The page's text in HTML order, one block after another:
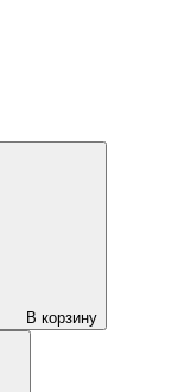
В корзину